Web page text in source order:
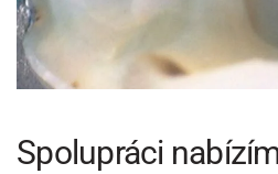
Spolupráci